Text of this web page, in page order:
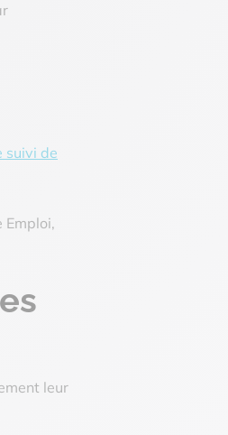
suivi de
Emploi,
leur